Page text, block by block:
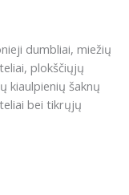
dumbliai, miežių
plokščiųjų
kiaulpienių šaknų
bei tikrųjų